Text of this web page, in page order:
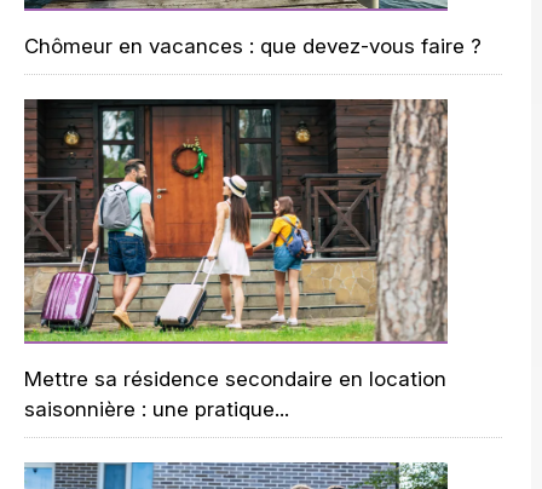
Chômeur en vacances : que devez-vous faire ?
Mettre sa résidence secondaire en location
saisonnière : une pratique...